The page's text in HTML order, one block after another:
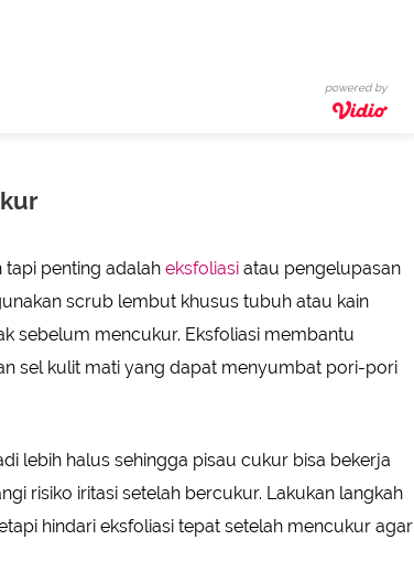
powered by
penting adalah eksfoliasi atau pengelupasan
scrub lembut khusus tubuh atau kain
sebelum mencukur. Eksfoliasi membantu
sel kulit mati yang dapat menyumbat pori-pori
lebih halus sehingga pisau cukur bisa bekerja
risiko iritasi setelah bercukur. Lakukan langkah
hindari eksfoliasi tepat setelah mencukur agar